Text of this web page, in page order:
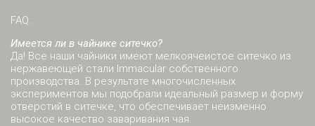
FAQ:
Имеется ли в чайнике ситечко?
Да! Все наши чайники имеют мелкоячеистое ситечко из
нержавеющей стали Immacular собственного
производства. В результате многочисленных
экспериментов мы подобрали идеальный размер и форму
отверстий в ситечке, что обеспечивает неизменно
высокое качество заваривания чая.